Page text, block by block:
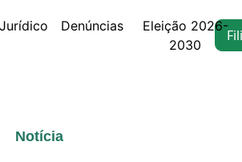
Jurídico Denúncias
Eleição 2026-
2030
Notícia